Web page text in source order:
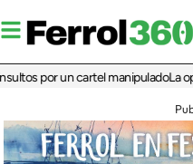
por un cartel manipuladoLa